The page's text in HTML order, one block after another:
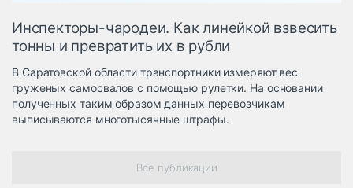
Таможня и ВЭД
грузовые
терминалы
Коммерческий
транспорт
Инспекторы-чародеи. Как линейкой взвесить
тонны и превратить их в рубли
В Саратовской области транспортники измеряют вес
груженых самосвалов с помощью рулетки. На основании
полученных таким образом данных перевозчикам
выписываются многотысячные штрафы.
Все публикации